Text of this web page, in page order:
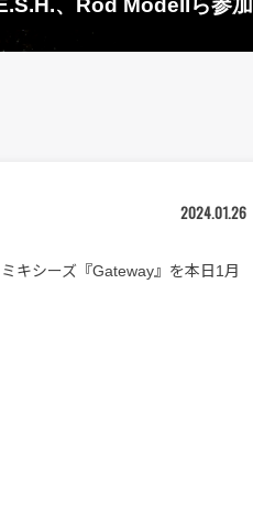
、Rod Modellら参加
2024.01.26
キシーズ『Gateway』を本日1月